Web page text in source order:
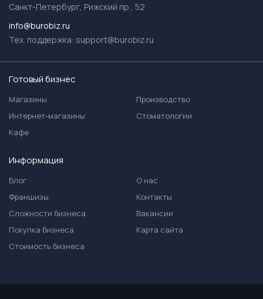
Санкт-Петербург, Рижский пр., 52
info@burobiz.ru
Тех. поддержка: support@burobiz.ru
Готовый бизнес
Магазины
Интернет-магазины
Кафе
Производство
Стоматологии
Информация
Блог
Франшизы
Сложности бизнеса
Покупка бизнеса
Стоимость бизнеса
О нас
Контакты
Вакансии
Карта сайта